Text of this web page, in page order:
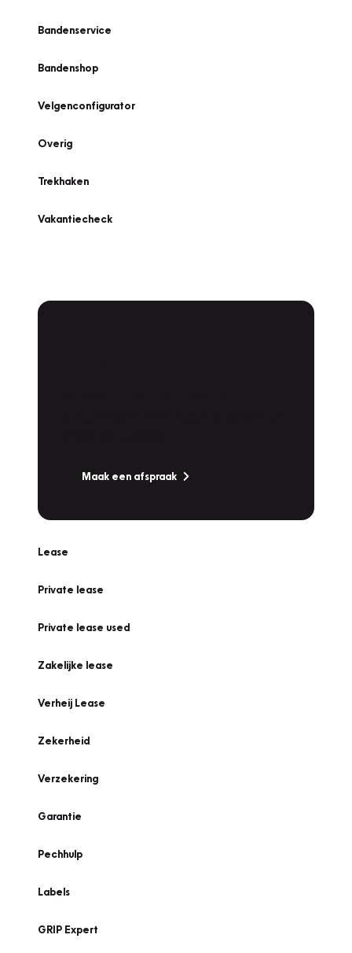
Bandenservice
Bandenshop
Velgenconfigurator
Overig
Trekhaken
Vakantiecheck
Maak een afspraak
Lease
Private lease
Private lease used
Zakelijke lease
Verheij Lease
Zekerheid
Verzekering
Garantie
Pechhulp
Labels
GRIP Expert